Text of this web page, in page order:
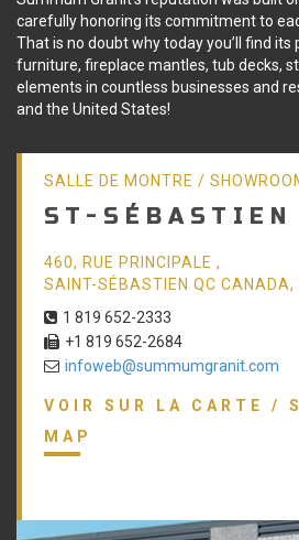
carefully honoring its commitment to
That is no doubt why today you’ll find
furniture, fireplace mantles, tub decks,
elements in countless businesses and
and the United States!
SALLE DE MONTRE /
ST-SÉBASTIEN
460, RUE PRINCIPALE ,
SAINT-SÉBASTIEN QC CANADA,
1 819 652-2333
+1 819 652-2684
infoweb@summumgranit.com
VOIR SUR LA CARTE /
MAP